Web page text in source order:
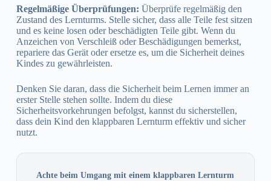
Regelmäßige Überprüfungen: Überprüfe regelmäßig den
Zustand des Lernturms. Stelle sicher, dass alle Teile fest sitzen
und es keine losen oder beschädigten Teile gibt. Wenn du
Anzeichen von Verschleiß oder Beschädigungen bemerkst,
repariere das Gerät oder ersetze es, um die Sicherheit deines
Kindes zu gewährleisten.
Denken Sie daran, dass die Sicherheit beim Lernen immer an
erster Stelle stehen sollte. Indem du diese
Sicherheitsvorkehrungen befolgst, kannst du sicherstellen,
dass dein Kind den klappbaren Lernturm effektiv und sicher
nutzt.
Achte beim Umgang mit einem klappbaren Lernturm